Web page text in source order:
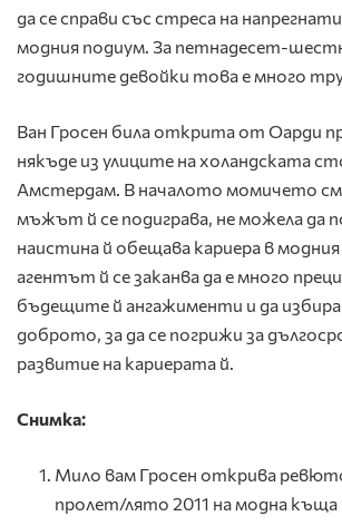
да се справи със стреса на
модния подиум. За петнадесет-
годишните девойки това е много
Ван Гросен била открита от Оарди
някъде из улиците на холандската
Амстердам. В началото момичето
мъжът й се подиграва, не можела да
наистина й обещава кариера в
агентът й се заканва да е много
бъдещите й ангажименти и да
доброто, за да се погрижи за
развитие на кариерата й.
Снимка:
Мило вам Гросен открива
пролет/лято 2011 на модна къща